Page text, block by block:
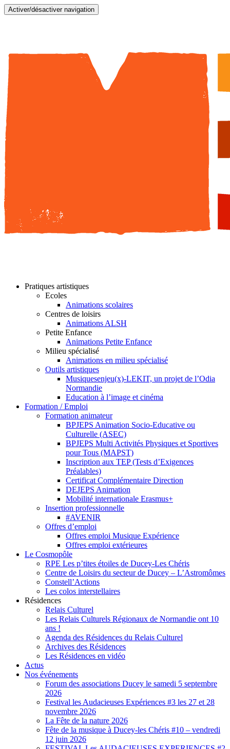
Activer/désactiver navigation
Pratiques artistiques
Ecoles
Animations scolaires
Centres de loisirs
Animations ALSH
Petite Enfance
Animations Petite Enfance
Milieu spécialisé
Animations en milieu spécialisé
Outils artistiques
Musiquesenjeu(x)-LEKIT, un projet de l’Odia
Normandie
Education à l’image et cinéma
Formation / Emploi
Formation animateur
BPJEPS Animation Socio-Educative ou
Culturelle (ASEC)
BPJEPS Multi Activités Physiques et Sportives
pour Tous (MAPST)
Inscription aux TEP (Tests d’Exigences
Préalables)
Certificat Complémentaire Direction
DEJEPS Animation
Mobilité internationale Erasmus+
Insertion professionnelle
#AVENIR
Offres d’emploi
Offres emploi Musique Expérience
Offres emploi extérieures
Le Cosmopôle
RPE Les p’tites étoiles de Ducey-Les Chéris
Centre de Loisirs du secteur de Ducey – L’Astromômes
Constell’Actions
Les colos interstellaires
Résidences
Relais Culturel
Les Relais Culturels Régionaux de Normandie ont 10
ans !
Agenda des Résidences du Relais Culturel
Archives des Résidences
Les Résidences en vidéo
Actus
Nos événements
Forum des associations Ducey le samedi 5 septembre
2026
Festival les Audacieuses Expériences #3 les 27 et 28
novembre 2026
La Fête de la nature 2026
Fête de la musique à Ducey-les Chéris #10 – vendredi
12 juin 2026